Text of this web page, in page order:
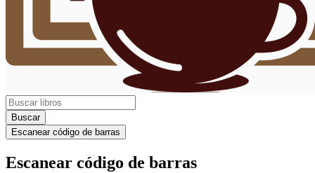
Buscar
Escanear código de barras
Escanear código de barras